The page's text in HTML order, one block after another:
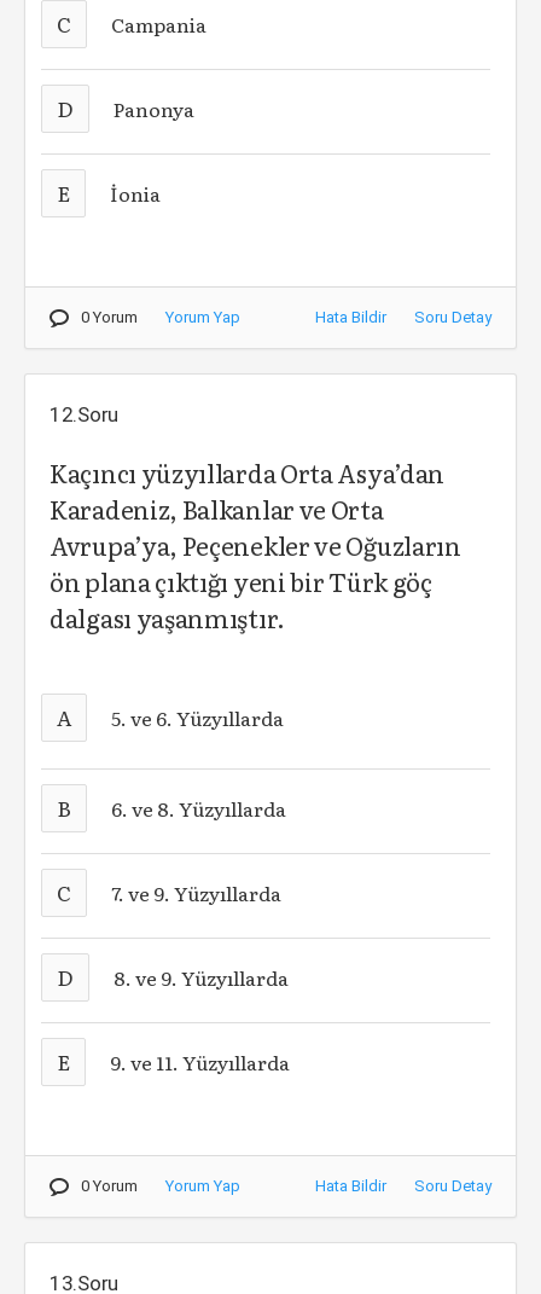
C Campania
D Panonya
E İonia
0 Yorum Yorum Yap Hata Bildir Soru Detay
12.Soru
Kaçıncı yüzyıllarda Orta Asya’dan
Karadeniz, Balkanlar ve Orta
Avrupa’ya, Peçenekler ve Oğuzların
ön plana çıktığı yeni bir Türk göç
dalgası yaşanmıştır.
A 5. ve 6. Yüzyıllarda
B 6. ve 8. Yüzyıllarda
C 7. ve 9. Yüzyıllarda
D 8. ve 9. Yüzyıllarda
E 9. ve 11. Yüzyıllarda
0 Yorum Yorum Yap Hata Bildir Soru Detay
13.Soru